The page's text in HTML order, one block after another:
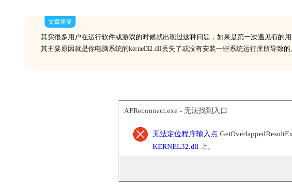
文章摘要
其实很多用户在运行软件或游戏的时候就出现过这种问题，如果是第一次遇见有的
其主要原因就是你电脑系统的kernel32.dll丢失了或没有安装一些系统运行库所导致的
AFReconnect.exe - 无法找到入口
无法定位程序输入点
KERNEL32.dll 上。